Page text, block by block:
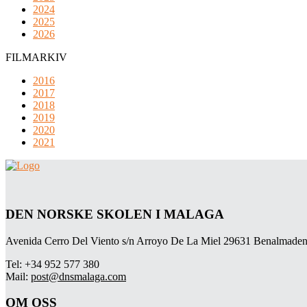
2024
2025
2026
FILMARKIV
2016
2017
2018
2019
2020
2021
DEN NORSKE SKOLEN I MALAGA
Avenida Cerro Del Viento s/n Arroyo De La Miel 29631
Tel: +34 952 577 380
Mail: post@dnsmalaga.com
OM OSS